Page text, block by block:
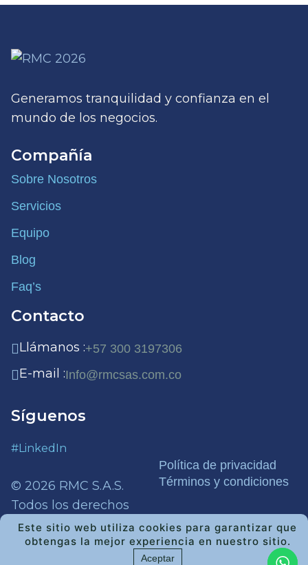
Este sitio web utiliza cookies para garantizar que
obtengas la mejor experiencia en nuestro sitio.
Aceptar
Generamos tranquilidad y confianza en el
mundo de los negocios.
Compañía
Sobre Nosotros
Servicios
Equipo
Blog
Faq’s
Contacto
Llámanos :+57 300 3197306
E-mail :Info@rmcsas.com.co
Síguenos
#LinkedIn
© 2026 RMC S.A.S.
Todos los derechos
reservados.
Política de privacidad
Términos y condiciones